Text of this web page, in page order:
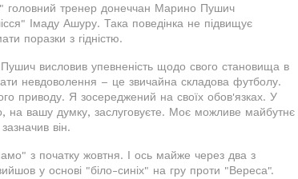
головний тренер донеччан Марино Пушич
Імаду Ашуру. Така поведінка не підвищує
поразки з гідністю.
висловив упевненість щодо свого становища в
невдоволення – це звичайна складова футболу.
приводу. Я зосереджений на своїх обов'язках. У
вашу думку, заслуговуєте. Моє можливе майбутнє
він.
з початку жовтня. І ось майже через два з
у основі "біло-синіх" на гру проти "Вереса".